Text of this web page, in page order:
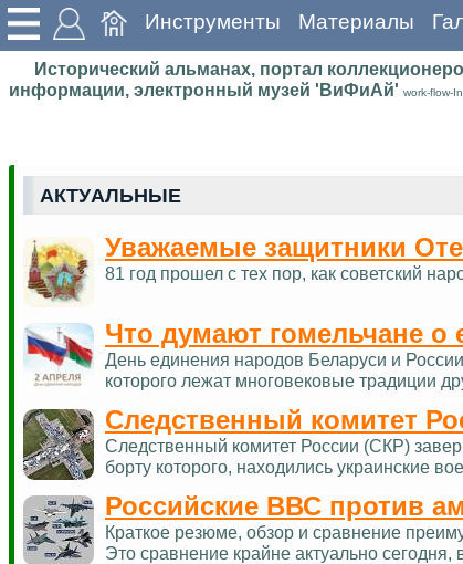
Инструменты Материалы
Исторический альманах, портал
информации, электронный музей 'ВиФиАй' work-flow-
АКТУАЛЬНЫЕ
Уважаемые защитники
81 год прошел с тех пор, как советский
Что думают гомельчане о
День единения народов Беларуси и
которого лежат многовековые традиции
Следственный комитет
Следственный комитет России (СКР)
борту которого, находились украинские
Российские ВВС против
Краткое резюме, обзор и сравнение
Это сравнение крайне актуально